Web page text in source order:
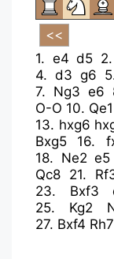
1. e4 d5 2.
4. d3 g6
7. Ng3 e6
O-O 10. Qe1
13. hxg6
Bxg5
16.
18. Ne2 e5
Qc8 21.
23. Bxf3
25. Kg2
27. Bxf4 Rh7